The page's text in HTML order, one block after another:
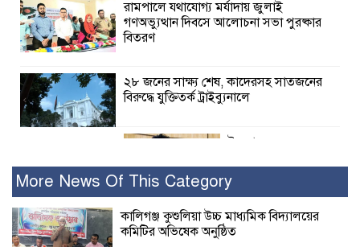
রামপালে যথাযোগ্য মর্যাদায় জুলাই
গণঅভ্যুত্থান দিবসে আলোচনা সভা পুরষ্কার
বিতরণ
২৮ জনের সাক্ষ্য শেষ, কাদেরসহ সাতজনের
বিরুদ্ধে যুক্তিতর্ক ট্রাইব্যুনালে
ইসলামের সবচেয়ে
নুর
পাঁচ মাসে সরকারের দোষ দিচ্ছেন, আপনারা
More News Of This Category
কালিগঞ্জ কুশুলিয়া উচ্চ মাধ্যমিক বিদ্যালয়ের
কমিটির অভিষেক অনুষ্ঠিত